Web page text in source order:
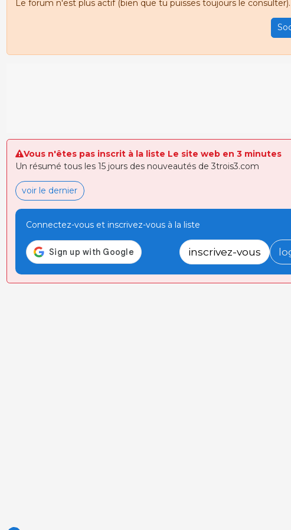
Le forum n'est plus actif (bien que tu puisses toujours le
Vous n'êtes pas inscrit à la liste Le site web en 3 minutes
Un résumé tous les 15 jours des nouveautés de 3trois3.com
voir le dernier
Connectez-vous et inscrivez-vous à la liste
inscrivez-vous